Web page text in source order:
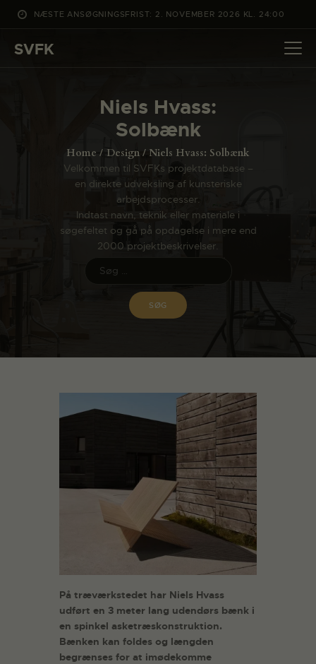
NÆSTE ANSØGNINGSFRIST: 2. NOVEMBER 2026 KL. 24:00
SVFK
Niels Hvass:
Solbænk
Home Design Niels Hvass: Solbænk
Velkommen til SVFKs projektdatabase –
en direkte udveksling af kunsteriske
arbejdsprocesser.
Indtast navn, teknik eller materiale i
søgefeltet og gå på opdagelse i mere end
2000 projektbeskrivelser.
DET SKER
PROJEKTER
ANSØG
OM SVFK
ENGLISH
På træværkstedet har Niels Hvass
udført en 3 meter lang udendørs bænk i
en spinkel asketræskonstruktion.
Bænken kan foldes og længden
begrænses for at imødekomme